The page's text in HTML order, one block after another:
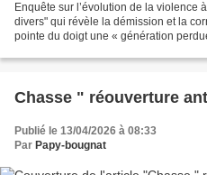
Enquête sur l’évolution de la violence
divers" qui révèle la démission et la
pointe du doigt une « génération
Chasse " réouverture
Publié le 13/04/2026 à 08:33
Par Papy-bougnat